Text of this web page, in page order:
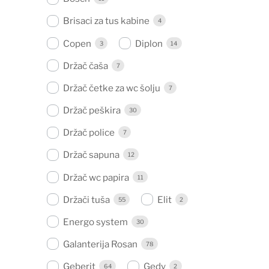
Brisaci za tus kabine 4
Copen 3 Diplon 14
Držač čaša 7
Držač četke za wc šolju 7
Držač peškira 30
Držač police 7
Držač sapuna 12
Držač wc papira 11
Držači tuša 55 Elit 2
Energo system 30
Galanterija Rosan 78
Geberit 64 Gedy 2